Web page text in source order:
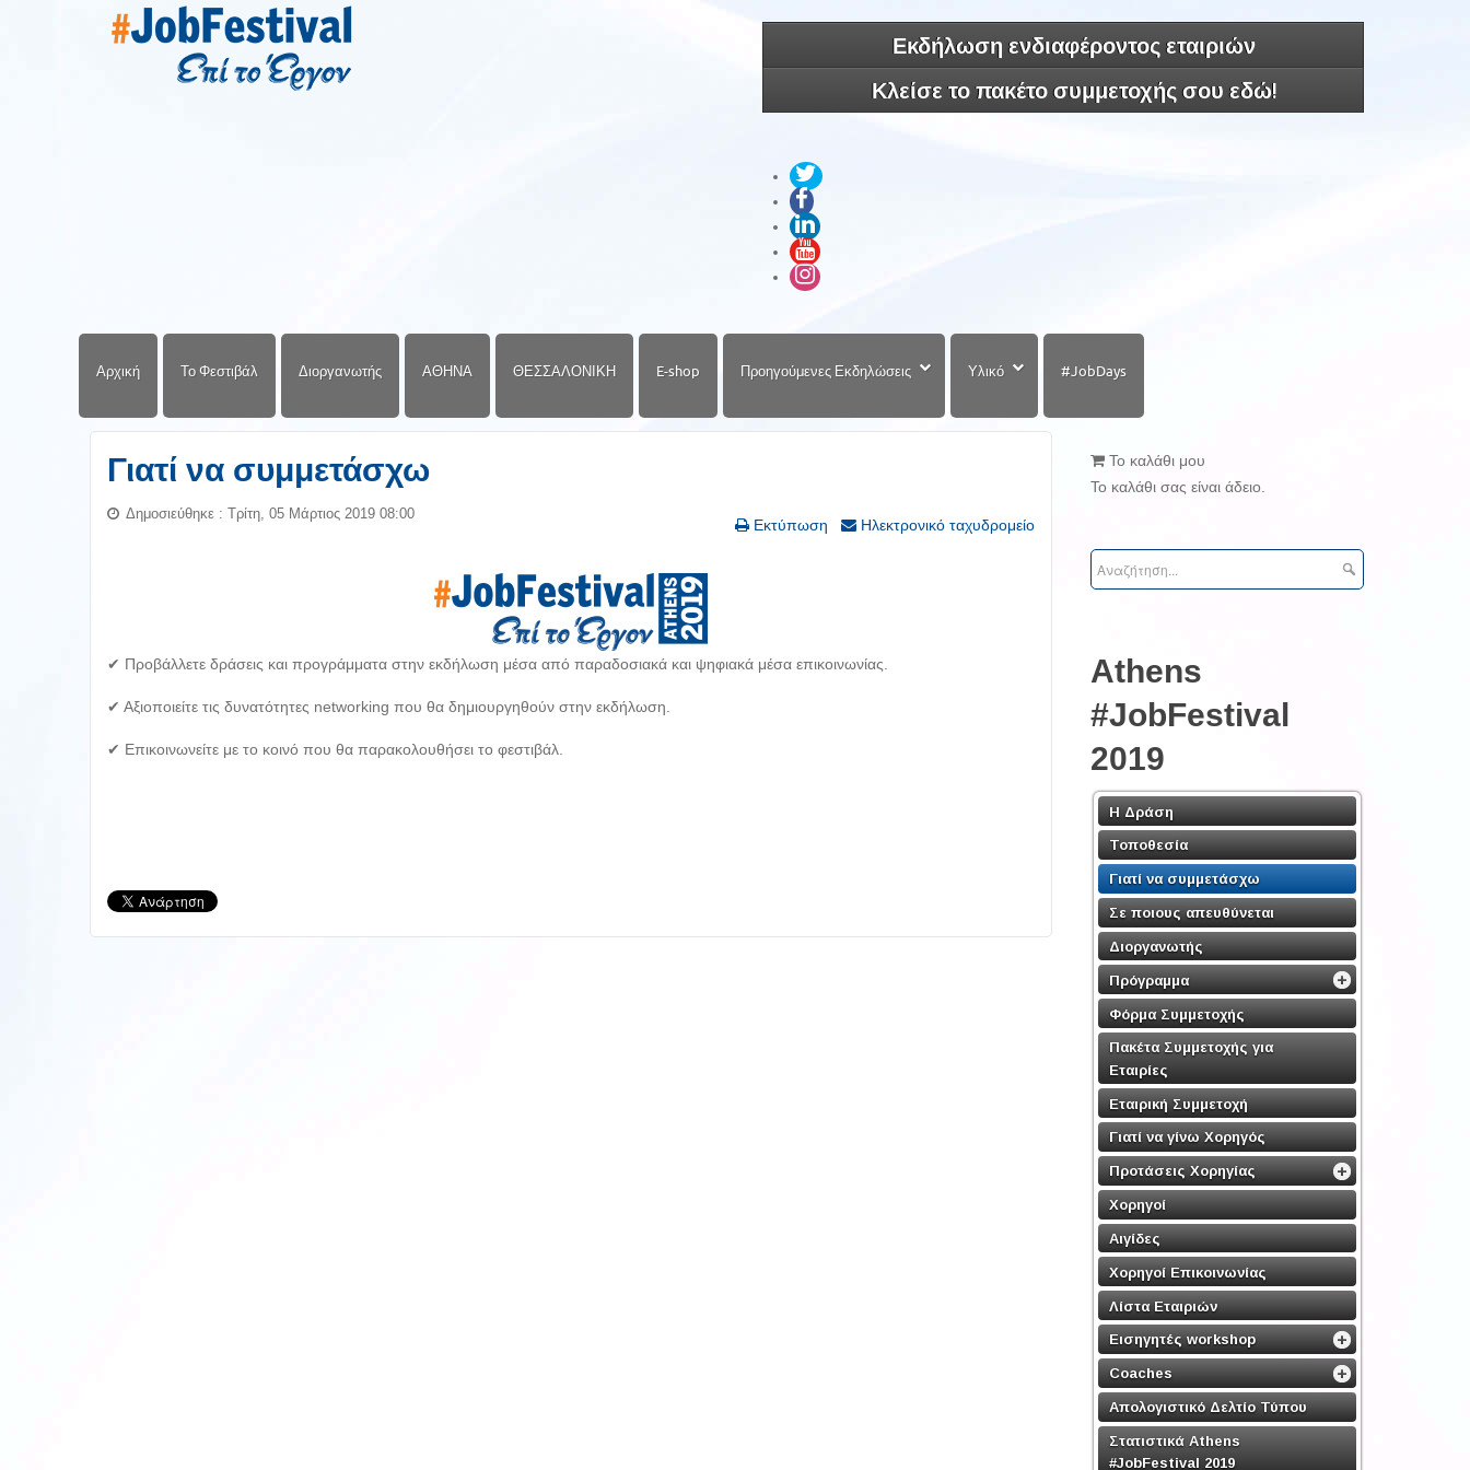
Εκδήλωση ενδιαφέροντος εταιριών
Κλείσε το πακέτο συμμετοχής σου εδώ!
Αρχική Το Φεστιβάλ Διοργανωτής ΑΘΗΝΑ ΘΕΣΣΑΛΟΝΙΚΗ E-shop Προηγούμενες Εκδηλώσεις Υλικό #JobDays
Γιατί να συμμετάσχω
Εκτύπωση Ηλεκτρονικό ταχυδρομείο
Δημοσιεύθηκε : Τρίτη, 05 Μάρτιος 2019 08:00
✔ Προβάλλετε δράσεις και προγράμματα στην εκδήλωση μέσα από παραδοσιακά και ψηφιακά μέσα επικοινωνίας.
✔ Αξιοποιείτε τις δυνατότητες networking που θα δημιουργηθούν στην εκδήλωση.
✔ Επικοινωνείτε με το κοινό που θα παρακολουθήσει το φεστιβάλ.
Το καλάθι μου
Το καλάθι σας είναι άδειο.
Athens
#JobFestival
2019
Η Δράση
Τοποθεσία
Γιατί να συμμετάσχω
Σε ποιους απευθύνεται
Διοργανωτής
Πρόγραμμα
Φόρμα Συμμετοχής
Πακέτα Συμμετοχής για
Εταιρίες
Εταιρική Συμμετοχή
Γιατί να γίνω Χορηγός
Προτάσεις Χορηγίας
Χορηγοί
Αιγίδες
Χορηγοί Επικοινωνίας
Λίστα Εταιριών
Εισηγητές workshop
Coaches
Απολογιστικό Δελτίο Τύπου
Στατιστικά Athens
#JobFestival 2019